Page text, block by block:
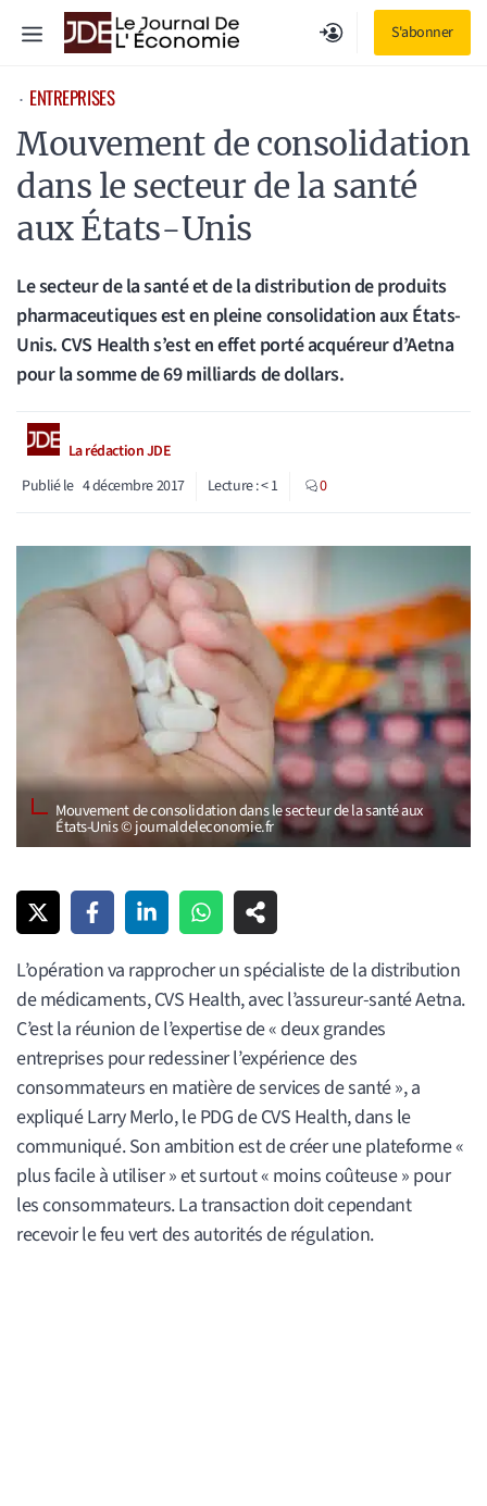
S'abonner
Menu
⋅ ENTREPRISES
Mouvement de consolidation
dans le secteur de la santé
aux États-Unis
Le secteur de la santé et de la distribution de produits
pharmaceutiques est en pleine consolidation aux États-
Unis. CVS Health s’est en effet porté acquéreur d’Aetna
pour la somme de 69 milliards de dollars.
La rédaction JDE
Publié le 4 décembre 2017 Lecture :< 1 0
Mouvement de consolidation dans le secteur de la santé aux
États-Unis © journaldeleconomie.fr
L’opération va rapprocher un spécialiste de la distribution
de médicaments, CVS Health, avec l’assureur-santé Aetna.
C’est la réunion de l’expertise de « deux grandes
entreprises pour redessiner l’expérience des
consommateurs en matière de services de santé », a
expliqué Larry Merlo, le PDG de CVS Health, dans le
communiqué. Son ambition est de créer une plateforme «
plus facile à utiliser » et surtout « moins coûteuse » pour
les consommateurs. La transaction doit cependant
recevoir le feu vert des autorités de régulation.